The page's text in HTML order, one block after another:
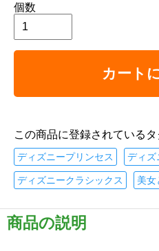
個数
カート
この商品に登録されているタ
ディズニープリンセス ディズ
ディズニークラシックス 美女
商品の説明